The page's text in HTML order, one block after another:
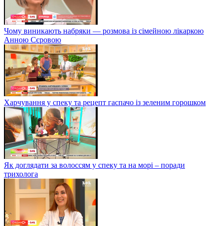
Чому виникають набряки — розмова із сімейною лікаркою
Анною Сєровою
Харчування у спеку та рецепт гаспачо із зеленим горошком
Як доглядати за волоссям у спеку та на морі – поради
трихолога